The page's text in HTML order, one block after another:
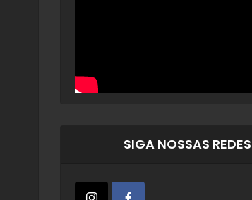
SIGA NOSSAS REDES